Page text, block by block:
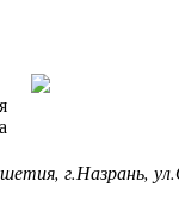
г.Назрань,